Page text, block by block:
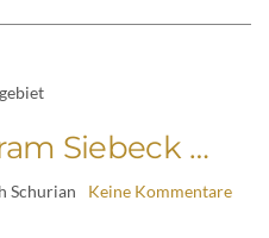
Siebeck …
Schurian Keine Kommentare